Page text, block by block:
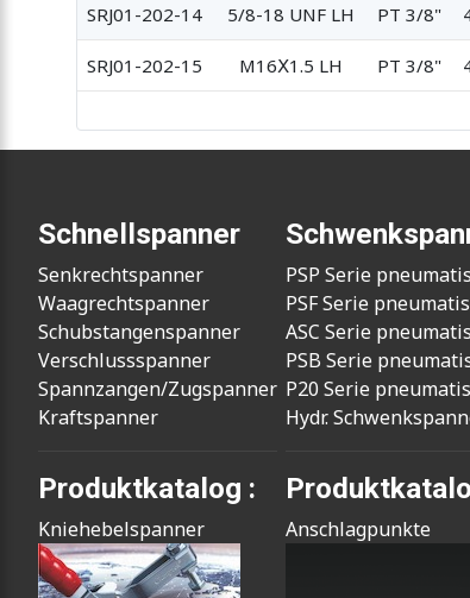
SRJ01-202-14 5/8-18 UNF LH PT 3/8"
SRJ01-202-15 M16Ⅹ1.5 LH PT 3/8"
Schnellspanner
Senkrechtspanner
Waagrechtspanner
Schubstangenspanner
Verschlussspanner
Spannzangen/Zugspanner
Kraftspanner
Produktkatalog :
Kniehebelspanner
PSP Serie
PSF Serie
ASC Serie
PSB Serie
P20 Serie
Hydr.
Anschlagpunkte